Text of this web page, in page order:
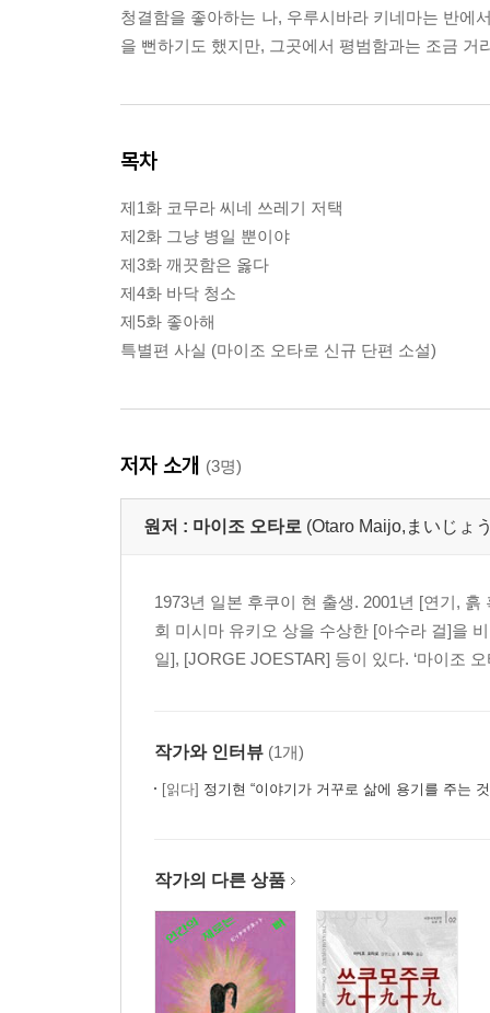
청결함을 좋아하는 나, 우루시바라 키네마는 반에
을 뻔하기도 했지만, 그곳에서 평범함과는 조금 거
목차
제1화 코무라 씨네 쓰레기 저택
제2화 그냥 병일 뿐이야
제3화 깨끗함은 옳다
제4화 바닥 청소
제5화 좋아해
특별편 사실 (마이조 오타로 신규 단편 소설)
저자 소개 (3명)
원저 : 마이조 오타로 (Otaro Maijo,まいじょ
1973년 일본 후쿠이 현 출생. 2001년 [연기,
회 미시마 유키오 상을 수상한 [아수라 걸]을
일], [JORGE JOESTAR] 등이 있다. ‘마이조
작가와 인터뷰 (1개)
[읽다] 정기현 “이야기가 거꾸로 삶에 용기를 주는
작가의 다른 상품